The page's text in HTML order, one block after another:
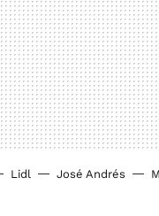
Lidl José Andrés